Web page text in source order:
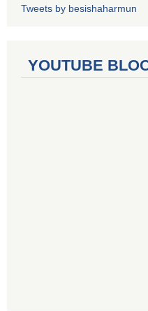
Tweets by besishaharmun
YOUTUBE